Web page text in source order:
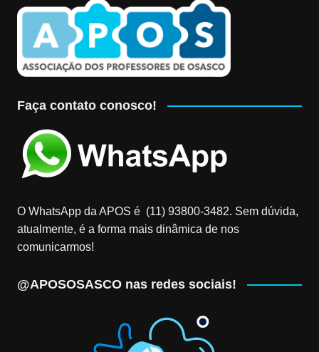
Faça contato conosco!
O WhatsApp da APOS é (11) 93800-3482‬. Sem dúvida,
atualmente, é a forma mais dinâmica de nos
comunicarmos!
@APOSOSASCO nas redes sociais!